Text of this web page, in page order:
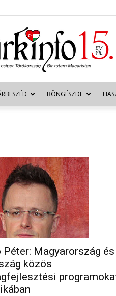
Türkinfo
BÖNGÉSZDE
Magyarország és
közös